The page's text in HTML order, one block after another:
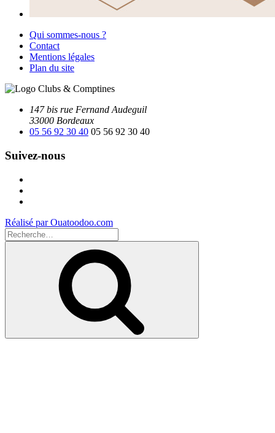
Qui sommes-nous ?
Contact
Mentions légales
Plan du site
147 bis rue Fernand Audeguil
33000 Bordeaux
05 56 92 30 40 05 56 92 30 40
Suivez-nous
Réalisé par Ouatoodoo.com
Recherche
pour